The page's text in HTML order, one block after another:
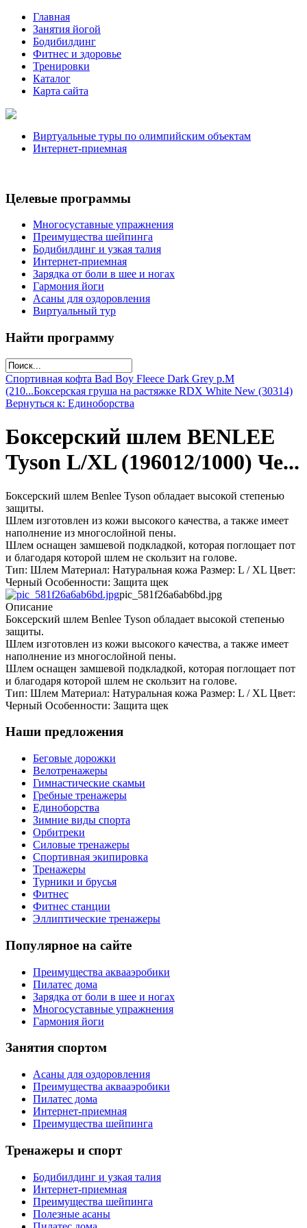
Главная
Занятия йогой
Бодибилдинг
Фитнес и здоровье
Тренировки
Каталог
Карта сайта
Виртуальные туры по олимпийским объектам
Интернет-приемная
Целевые программы
Многосуставные упражнения
Преимущества шейпинга
Бодибилдинг и узкая талия
Интернет-приемная
Зарядка от боли в шее и ногах
Гармония йоги
Асаны для оздоровления
Виртуальный тур
Найти программу
Спортивная кофта Bad Boy Fleece Dark Grey р.M
(210...Боксерская груша на растяжке RDX White New (30314)
Вернуться к: Единоборства
Боксерский шлем BENLEE
Tyson L/XL (196012/1000) Че...
Боксерский шлем Benlee Tyson обладает высокой степенью
защиты.
Шлем изготовлен из кожи высокого качества, а также имеет
наполнение из многослойной пены.
Шлем оснащен замшевой подкладкой, которая поглощает пот
и благодаря которой шлем не скользит на голове.
Тип: Шлем Материал: Натуральная кожа Размер: L / XL Цвет:
Черный Особенности: Защита щек
pic_581f26a6ab6bd.jpg
Описание
Боксерский шлем Benlee Tyson обладает высокой степенью
защиты.
Шлем изготовлен из кожи высокого качества, а также имеет
наполнение из многослойной пены.
Шлем оснащен замшевой подкладкой, которая поглощает пот
и благодаря которой шлем не скользит на голове.
Тип: Шлем Материал: Натуральная кожа Размер: L / XL Цвет:
Черный Особенности: Защита щек
Наши предложения
Беговые дорожки
Велотренажеры
Гимнастические скамьи
Гребные тренажеры
Единоборства
Зимние виды спорта
Орбитреки
Силовые тренажеры
Спортивная экипировка
Тренажеры
Турники и брусья
Фитнес
Фитнес станции
Эллиптические тренажеры
Популярное на сайте
Преимущества аквааэробики
Пилатес дома
Зарядка от боли в шее и ногах
Многосуставные упражнения
Гармония йоги
Занятия спортом
Асаны для оздоровления
Преимущества аквааэробики
Пилатес дома
Интернет-приемная
Преимущества шейпинга
Тренажеры и спорт
Бодибилдинг и узкая талия
Интернет-приемная
Преимущества шейпинга
Полезные асаны